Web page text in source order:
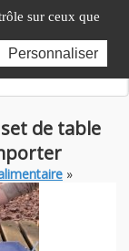
sur ceux que
Personnaliser
de table
»